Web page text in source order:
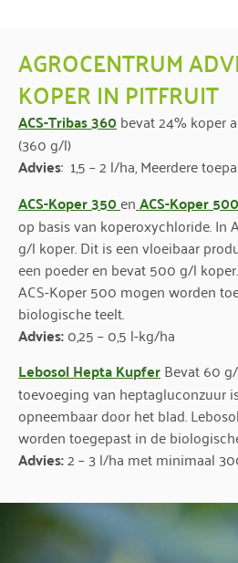
AGROCENTRUM
KOPER IN PITFRUIT
ACS-Tribas 360bevat 24% koper
(360 g/l)
Advies: 1,5 – 2 l/ha, Meerdere
ACS-Koper 350enACS-Koper 500
op basis van koperoxychloride. In
g/l koper. Dit is een vloeibaar
een poeder en bevat 500 g/l
ACS-Koper 500 mogen worden
biologische teelt.
Advies:0,25 – 0,5 l-kg/ha
Lebosol Hepta KupferBevat 60
toevoeging van heptagluconzuur
opneembaar door het blad.
worden toegepast in de
Advies:2 – 3 l/ha met minimaal